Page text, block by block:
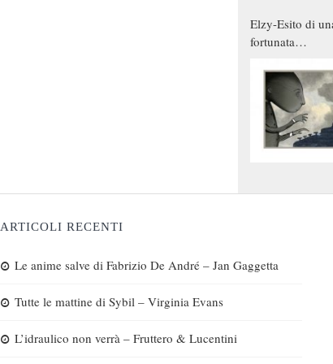
Elzy-Esito di
fortunata
ARTICOLI RECENTI
Le anime salve di Fabrizio De André – Jan Gaggetta
Tutte le mattine di Sybil – Virginia Evans
L’idraulico non verrà – Fruttero & Lucentini